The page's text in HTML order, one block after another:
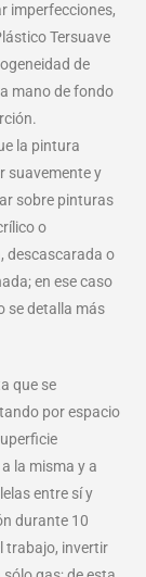
imperfecciones,
Tersuave
de
mano de fondo
la pintura
suavemente y
sobre pinturas
o
descascarada o
en ese caso
se detalla más
que se
por espacio
la misma y a
entre sí y
durante 10
trabajo, invertir